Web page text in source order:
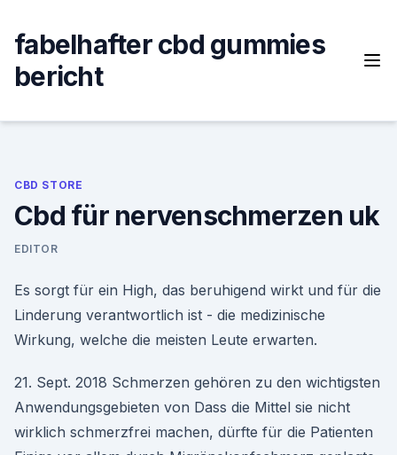
content
fabelhafter cbd gummies
bericht
CBD STORE
Cbd für nervenschmerzen uk
EDITOR
Es sorgt für ein High, das beruhigend wirkt und für die
Linderung verantwortlich ist - die medizinische
Wirkung, welche die meisten Leute erwarten.
21. Sept. 2018 Schmerzen gehören zu den wichtigsten
Anwendungsgebieten von Dass die Mittel sie nicht
wirklich schmerzfrei machen, dürfte für die Patienten